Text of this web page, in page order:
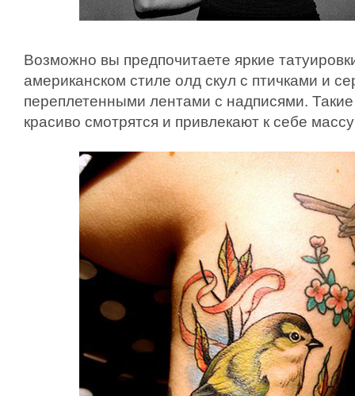
Возможно вы предпочитаете яркие
американском стиле олд скул с птичками и
переплетенными лентами с надписями. Такие
красиво смотрятся и привлекают к себе